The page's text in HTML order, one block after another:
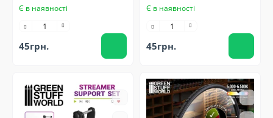
Є в наявності
45грн.
Є в наявності
45грн.